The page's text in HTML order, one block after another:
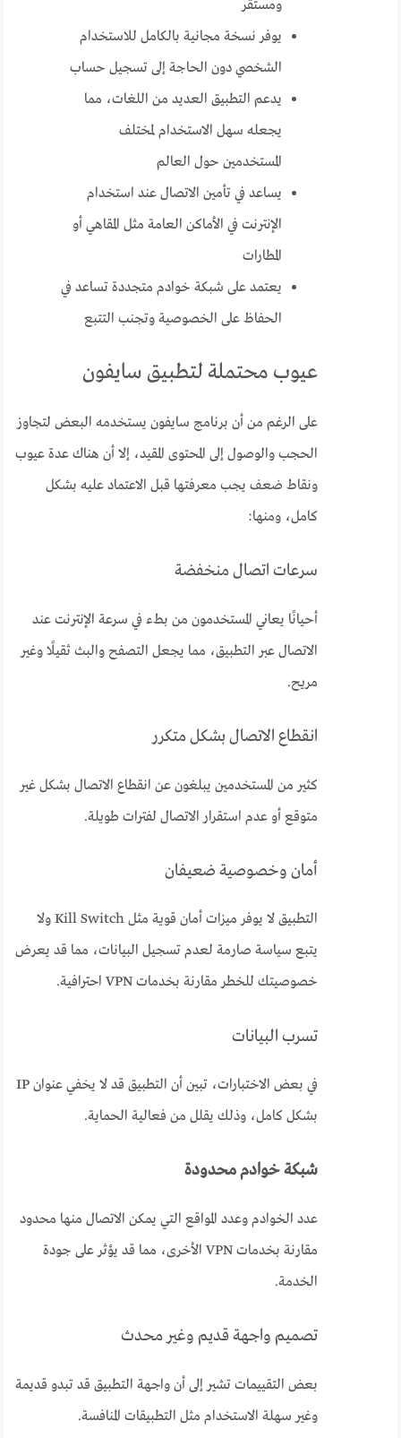
ومستقر
يوفر نسخة مجانية بالكامل للاستخدام
الشخصي دون الحاجة إلى تسجيل حساب
يدعم التطبيق العديد من اللغات، مما
يجعله سهل الاستخدام لمختلف
المستخدمين حول العالم
يساعد في تأمين الاتصال عند استخدام
الإنترنت في الأماكن العامة مثل المقاهي أو
المطارات
يعتمد على شبكة خوادم متجددة تساعد في
الحفاظ على الخصوصية وتجنب التتبع
عيوب محتملة لتطبيق سايفون
على الرغم من أن برنامج سايفون يستخدمه البعض لتجاوز
الحجب والوصول إلى المحتوى المقيد، إلا أن هناك عدة عيوب
ونقاط ضعف يجب معرفتها قبل الاعتماد عليه بشكل
كامل، ومنها:
سرعات اتصال منخفضة
أحيانًا يعاني المستخدمون من بطء في سرعة الإنترنت عند
الاتصال عبر التطبيق، مما يجعل التصفح والبث ثقيلًا وغير
مريح.
انقطاع الاتصال بشكل متكرر
كثير من المستخدمين يبلغون عن انقطاع الاتصال بشكل غير
متوقع أو عدم استقرار الاتصال لفترات طويلة.
أمان وخصوصية ضعيفان
التطبيق لا يوفر ميزات أمان قوية مثل Kill Switch ولا
يتبع سياسة صارمة لعدم تسجيل البيانات، مما قد يعرض
خصوصيتك للخطر مقارنة بخدمات VPN احترافية.
تسرب البيانات
في بعض الاختبارات، تبين أن التطبيق قد لا يخفي عنوان IP
بشكل كامل، وذلك يقلل من فعالية الحماية.
شبكة خوادم محدودة
عدد الخوادم وعدد المواقع التي يمكن الاتصال منها محدود
مقارنة بخدمات VPN الأخرى، مما قد يؤثر على جودة
الخدمة.
تصميم واجهة قديم وغير محدث
بعض التقييمات تشير إلى أن واجهة التطبيق قد تبدو قديمة
وغير سهلة الاستخدام مثل التطبيقات المنافسة.